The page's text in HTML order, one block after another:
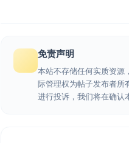
免责声明
本站不存储任何实质资源
际管理权为帖子发布者所
进行投诉，我们将在确认